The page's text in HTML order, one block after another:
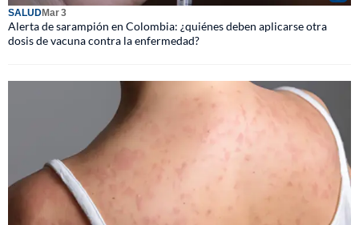
SALUDMar 3
Alerta de sarampión en Colombia: ¿quiénes deben aplicarse otra
dosis de vacuna contra la enfermedad?